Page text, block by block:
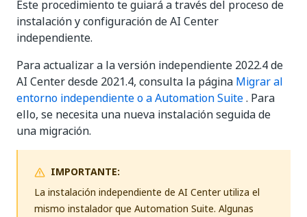
Este procedimiento te guiará a través del proceso de
instalación y configuración de AI Center
independiente.
Para actualizar a la versión independiente 2022.4 de
AI Center desde 2021.4, consulta la página Migrar al
entorno independiente o a Automation Suite. Para
ello, se necesita una nueva instalación seguida de
una migración.
IMPORTANTE:
La instalación independiente de AI Center utiliza el
mismo instalador que Automation Suite. Algunas